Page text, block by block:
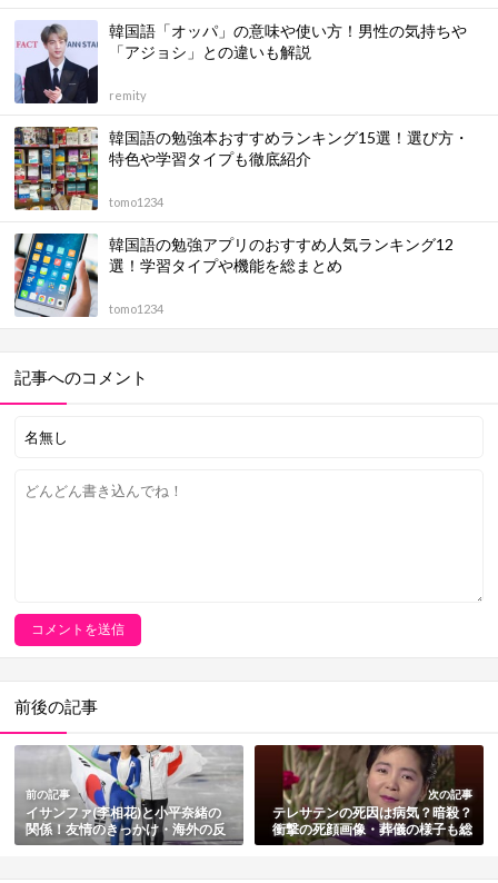
韓国語「オッパ」の意味や使い方！男性の気持ちや
「アジョシ」との違いも解説
remity
韓国語の勉強本おすすめランキング15選！選び方・
特色や学習タイプも徹底紹介
tomo1234
韓国語の勉強アプリのおすすめ人気ランキング12
選！学習タイプや機能を総まとめ
tomo1234
記事へのコメント
前後の記事
前の記事
イサンファ(李相花)と小平奈緒の
関係！友情のきっかけ・海外の反
応まとめ
次の記事
テレサテンの死因は病気？暗殺？
衝撃の死顔画像・葬儀の様子も総
まとめ【台湾人気歌手】